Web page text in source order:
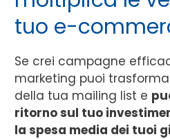
tuo e-
Se crei campagne
marketing puoi
della tua mailing list e
ritorno sul tuo
la spesa media dei tuoi